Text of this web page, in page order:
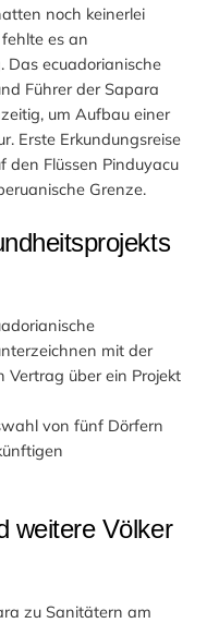
noch keinerlei
es an
Das ecuadorianische
Führer der Sapara
um Aufbau einer
Erste Erkundungsreise
den Flüssen Pinduyacu
Grenze.
mit der
Vertrag über ein Projekt
von fünf Dörfern
weitere Völker
zu Sanitätern am